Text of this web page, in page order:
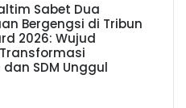
Sabet Dua
Bergengsi di Tribun
2026: Wujud
SDM Unggul